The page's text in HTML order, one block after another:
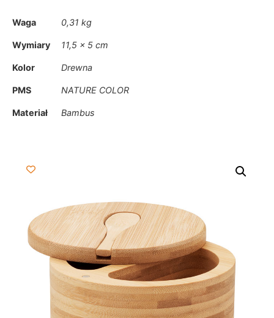
Waga 0,31 kg
Wymiary 11,5 × 5 cm
Kolor Drewna
PMS NATURE COLOR
Materiał Bambus